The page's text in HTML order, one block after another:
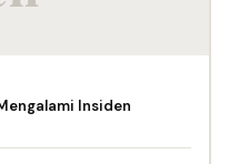
Insiden